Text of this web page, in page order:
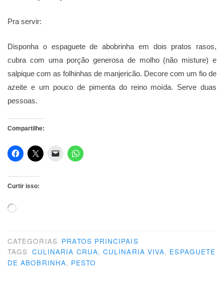
Pra servir:
Disponha o espaguete de abobrinha em dois pratos rasos,
cubra com uma porção generosa de molho (não misture) e
salpique com as folhinhas de manjericão. Decore com um fio de
azeite e um pouco de pimenta do reino moída. Serve duas
pessoas.
Compartilhe:
Curtir isso:
Carregando...
CATEGORIAS PRATOS PRINCIPAIS
TAGS CULINARIA CRUA,CULINARIA VIVA, ESPAGUETE
DE ABOBRINHA, PESTO